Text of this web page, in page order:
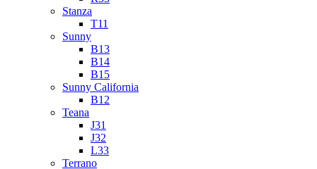
Stanza
T11
Sunny
B13
B14
B15
Sunny California
B12
Teana
J31
J32
L33
Terrano